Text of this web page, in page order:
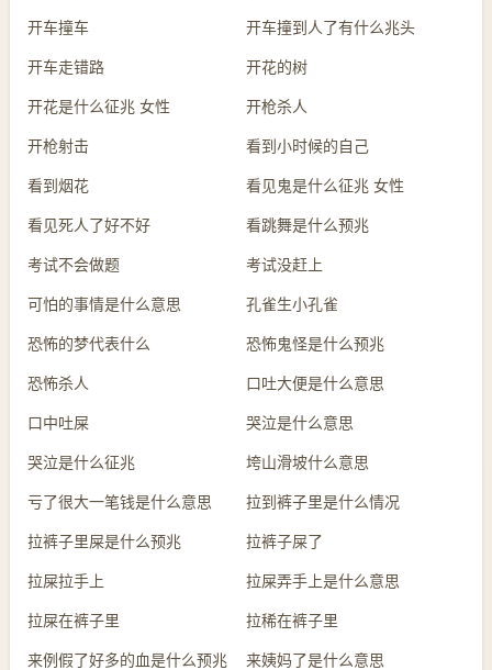
开车撞车 开车撞到人了有什么兆头
开车走错路 开花的树
开花是什么征兆 女性 开枪杀人
开枪射击 看到小时候的自己
看到烟花 看见鬼是什么征兆 女性
看见死人了好不好 看跳舞是什么预兆
考试不会做题 考试没赶上
可怕的事情是什么意思 孔雀生小孔雀
恐怖的梦代表什么 恐怖鬼怪是什么预兆
恐怖杀人 口吐大便是什么意思
口中吐屎 哭泣是什么意思
哭泣是什么征兆 垮山滑坡什么意思
亏了很大一笔钱是什么意思 拉到裤子里是什么情况
拉裤子里屎是什么预兆 拉裤子屎了
拉屎拉手上 拉屎弄手上是什么意思
拉屎在裤子里 拉稀在裤子里
来例假了好多的血是什么预兆 来姨妈了是什么意思